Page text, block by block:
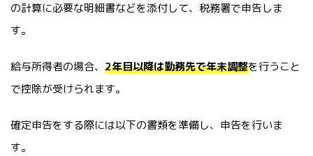
の計算に必要な明細書などを添付して、税務署で申告しま
す。
給与所得者の場合、 2年目以降は勤務先で年末調整を行うこと
で控除が受けられます。
確定申告をする際には以下の書類を準備し、申告を行いま
す。